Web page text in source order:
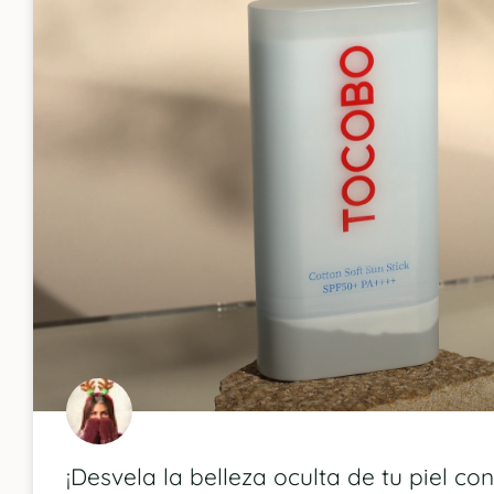
¡Desvela la belleza oculta de tu piel